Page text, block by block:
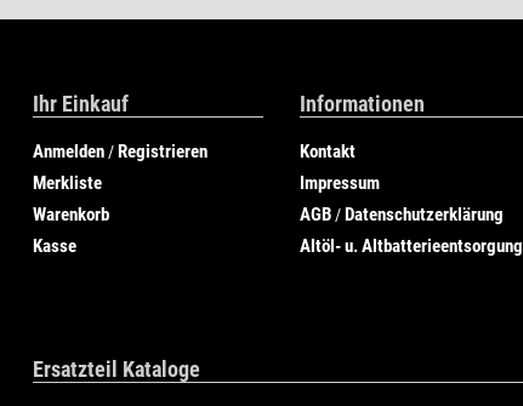
Ihr Einkauf
Anmelden /Registrieren
Merkliste
Warenkorb
Kasse
Informationen
Kontakt
Impressum
AGB /Datenschutzerklärung
Altöl- u. Altbatterieentsorgung
Ersatzteil Kataloge